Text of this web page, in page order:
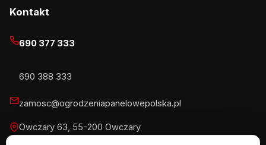
Kontakt
690 377 333
690 388 333
zamosc@ogrodzeniapanelowepolska.pl
Owczary 63, 55-200 Owczary